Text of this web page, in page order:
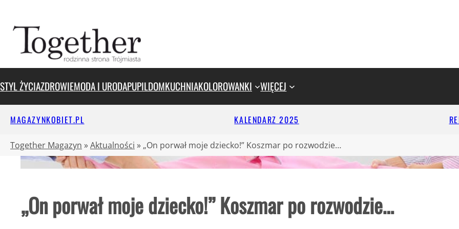
treści
STYL ŻYCIAZDROWIEMODA I URODAPUPILDOMKUCHNIAKOLOROWANKI WIĘCEJ
MAGAZYNKOBIET.PL KALENDARZ 2025
Together Magazyn »Aktualności » „On porwał moje dziecko!” Koszmar po rozwodzie…
„On porwał moje dziecko!” Koszmar po rozwodzie…